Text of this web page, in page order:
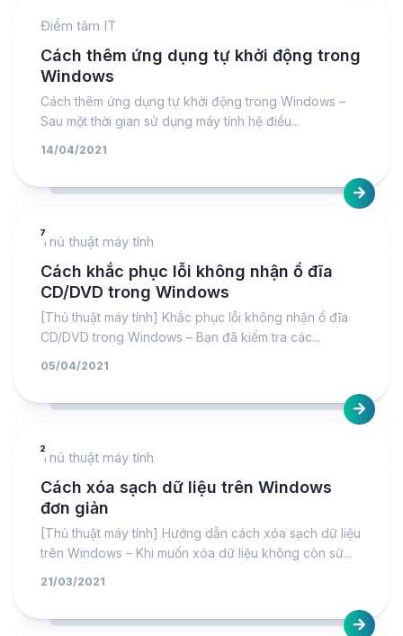
Điểm tâm IT
Cách thêm ứng dụng tự khởi động trong
Windows
Cách thêm ứng dụng tự khởi động trong Windows –
Sau một thời gian sử dụng máy tính hệ điều...
14/04/2021
7
Thủ thuật máy tính
Cách khắc phục lỗi không nhận ổ đĩa
CD/DVD trong Windows
[Thủ thuật máy tính] Khắc phục lỗi không nhận ổ đĩa
CD/DVD trong Windows – Bạn đã kiểm tra các...
05/04/2021
2
Thủ thuật máy tính
Cách xóa sạch dữ liệu trên Windows
đơn giản
[Thủ thuật máy tính] Hướng dẫn cách xóa sạch dữ liệu
trên Windows – Khi muốn xóa dữ liệu không còn sử...
21/03/2021